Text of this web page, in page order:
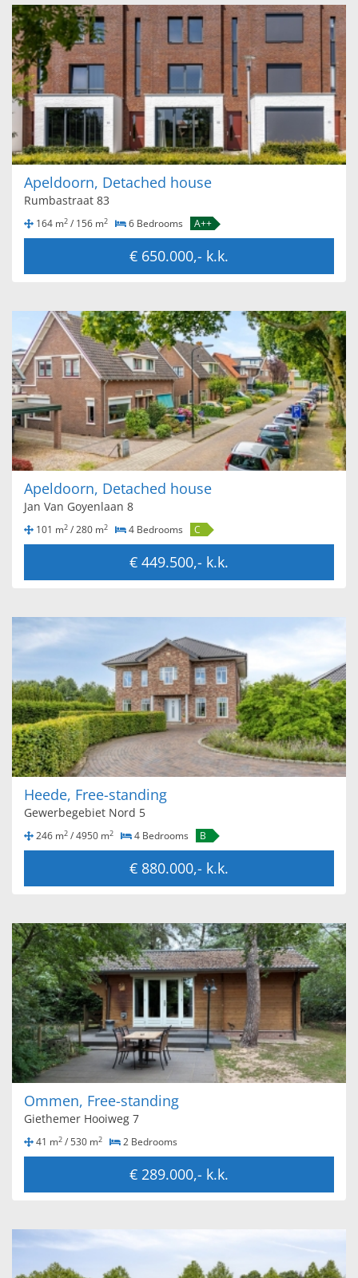
Apeldoorn, Detached house
Rumbastraat 83
164 m2 / 156 m2 6 Bedrooms A++
€ 650.000,- k.k.
Apeldoorn, Detached house
Jan Van Goyenlaan 8
101 m2 / 280 m2 4 Bedrooms C
€ 449.500,- k.k.
Heede, Free-standing
Gewerbegebiet Nord 5
246 m2 / 4950 m2 4 Bedrooms B
€ 880.000,- k.k.
Ommen, Free-standing
Giethemer Hooiweg 7
41 m2 / 530 m2 2 Bedrooms
€ 289.000,- k.k.